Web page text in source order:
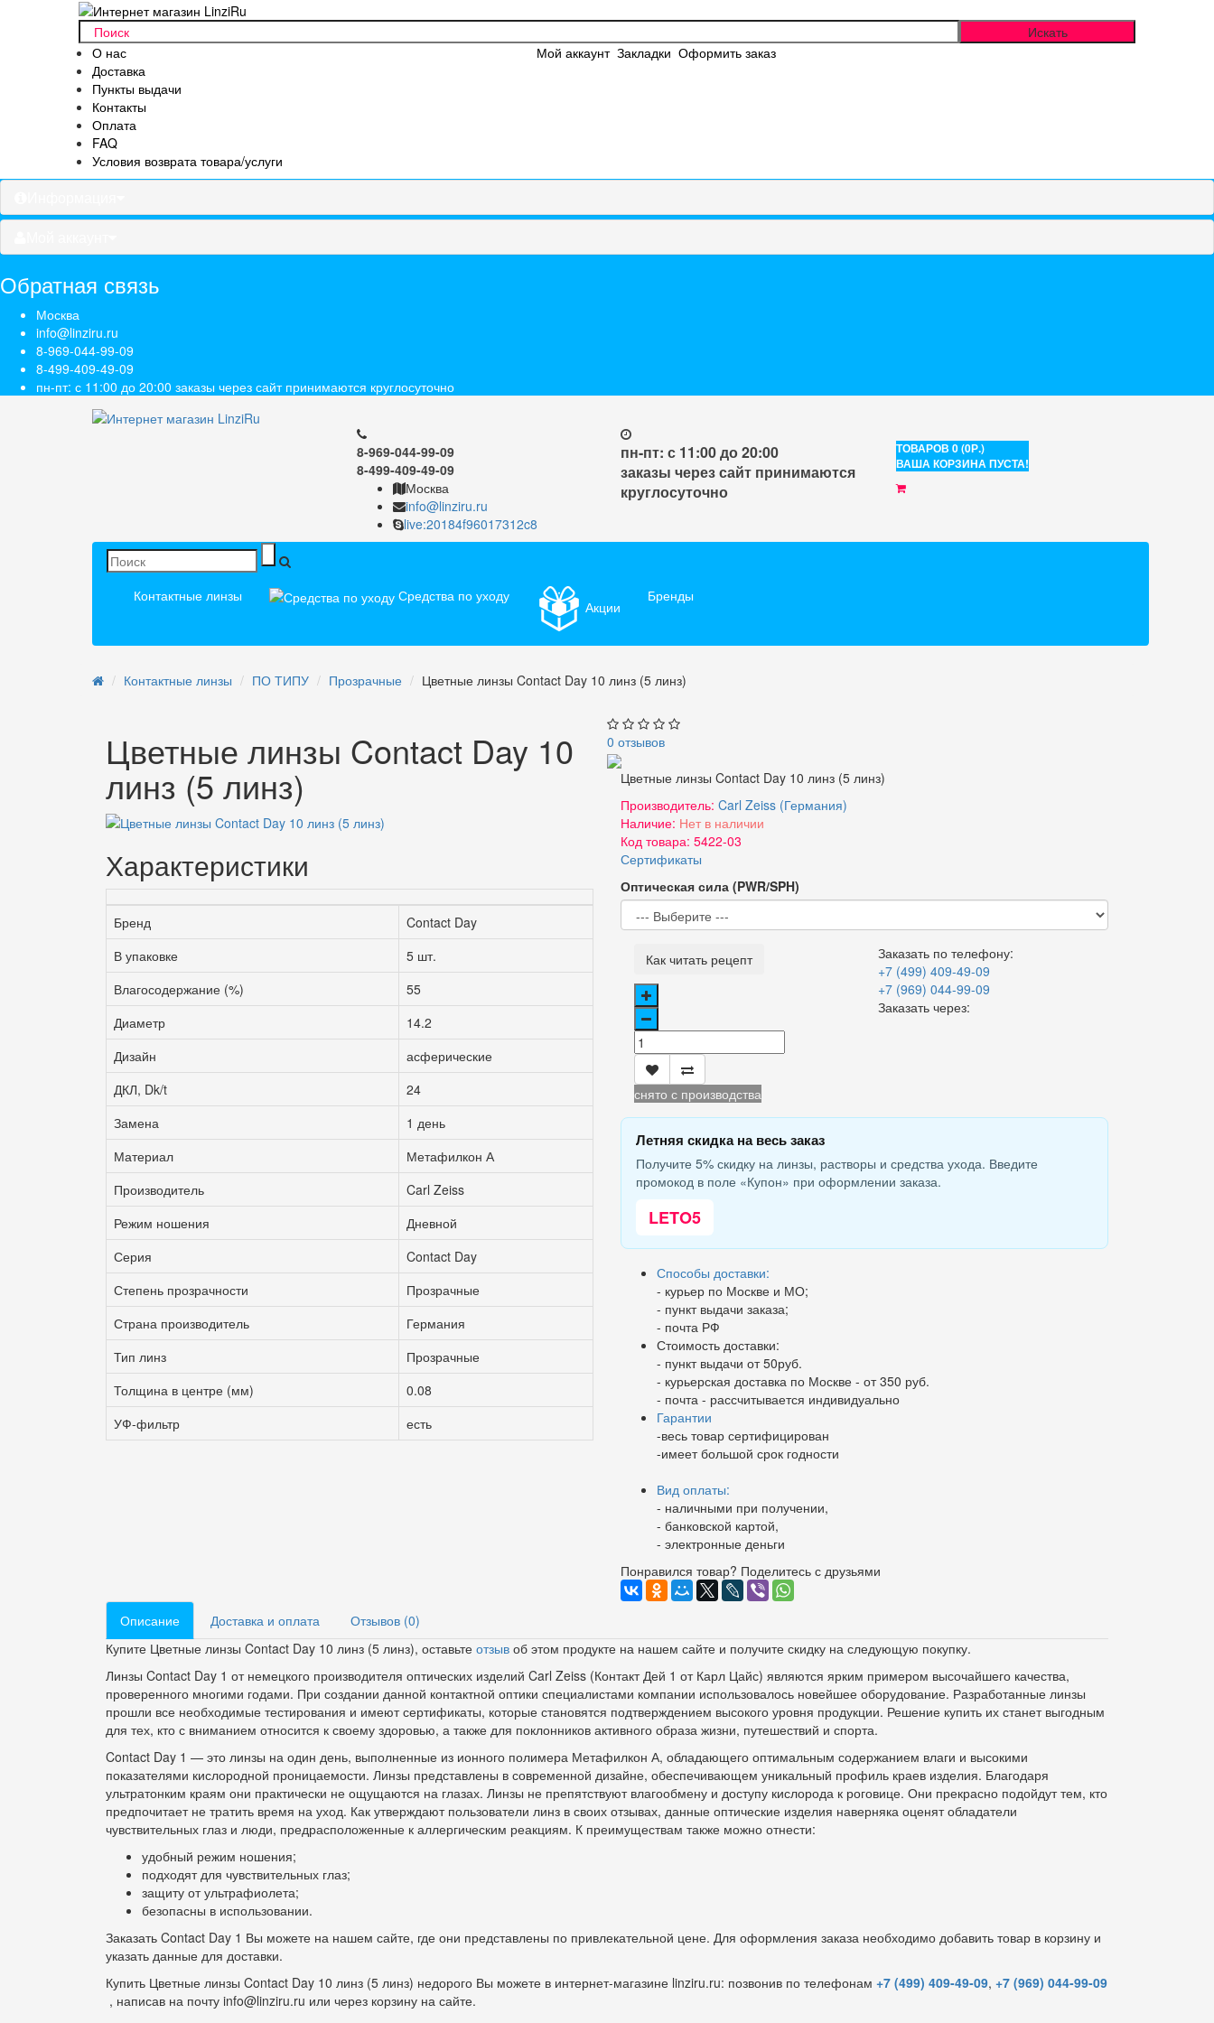
О нас
Доставка
Пункты выдачи
Контакты
Оплата
FAQ
Условия возврата товара/услуги
Мой аккаунт Закладки Оформить заказ
Обратная связь
Москва
info@linziru.ru
8-969-044-99-09
8-499-409-49-09
пн-пт: с 11:00 до 20:00 заказы через сайт принимаются круглосуточно
8-969-044-99-09
8-499-409-49-09
Москва
info@linziru.ru
live:20184f96017312c8
пн-пт: с 11:00 до 20:00
заказы через сайт принимаются
круглосуточно
ТОВАРОВ 0 (0Р.)
ВАША КОРЗИНА ПУСТА!
Контактные линзы Средства по уходу
Акции
Бренды
Контактные линзы ПО ТИПУ Прозрачные Цветные линзы Contact Day 10 линз (5 линз)
Цветные линзы Contact Day 10
линз (5 линз)
Характеристики
Бренд
Contact Day
В упаковке
5 шт.
Влагосодержание (%)
55
Диаметр
14.2
Дизайн
асферические
ДКЛ, Dk/t
24
Замена
1 день
Материал
Метафилкон А
Производитель
Carl Zeiss
Режим ношения
Дневной
Серия
Contact Day
Степень прозрачности
Прозрачные
Страна производитель
Германия
Тип линз
Прозрачные
Толщина в центре (мм)
0.08
УФ-фильтр
есть
0 отзывов
Цветные линзы Contact Day 10 линз (5 линз)
Производитель: Carl Zeiss (Германия)
Наличие: Нет в наличии
Код товара: 5422-03
Сертификаты
Оптическая сила (PWR/SPH)
Как читать рецепт
снято с производства
Заказать по телефону:
+7 (499) 409-49-09
+7 (969) 044-99-09
Заказать через:
Летняя скидка на весь заказ
Получите 5% скидку на линзы, растворы и средства ухода. Введите
промокод в поле «Купон» при оформлении заказа.
LETO5
Способы доставки:
- курьер по Москве и МО;
- пункт выдачи заказа;
- почта РФ
Стоимость доставки:
- пункт выдачи от 50руб.
- курьерская доставка по Москве - от 350 руб.
- почта - рассчитывается индивидуально
Гарантии
-весь товар сертифицирован
-имеет большой срок годности
Вид оплаты:
- наличными при получении,
- банковской картой,
- электронные деньги
Понравился товар? Поделитесь с друзьями
Описание Доставка и оплата
Отзывов (0)
Купите Цветные линзы Contact Day 10 линз (5 линз), оставьте отзыв об этом продукте на нашем сайте и получите скидку на следующую покупку.
Линзы Contact Day 1 от немецкого производителя оптических изделий Carl Zeiss (Контакт Дей 1 от Карл Цайс) являются ярким примером высочайшего качества,
проверенного многими годами. При создании данной контактной оптики специалистами компании использовалось новейшее оборудование. Разработанные линзы
прошли все необходимые тестирования и имеют сертификаты, которые становятся подтверждением высокого уровня продукции. Решение купить их станет выгодным
для тех, кто с вниманием относится к своему здоровью, а также для поклонников активного образа жизни, путешествий и спорта.
Contact Day 1 — это линзы на один день, выполненные из ионного полимера Метафилкон А, обладающего оптимальным содержанием влаги и высокими
показателями кислородной проницаемости. Линзы представлены в современной дизайне, обеспечивающем уникальный профиль краев изделия. Благодаря
ультратонким краям они практически не ощущаются на глазах. Линзы не препятствуют влагообмену и доступу кислорода к роговице. Они прекрасно подойдут тем, кто
предпочитает не тратить время на уход. Как утверждают пользователи линз в своих отзывах, данные оптические изделия наверняка оценят обладатели
чувствительных глаз и люди, предрасположенные к аллергическим реакциям. К преимуществам также можно отнести:
удобный режим ношения;
подходят для чувствительных глаз;
защиту от ультрафиолета;
безопасны в использовании.
Заказать Contact Day 1 Вы можете на нашем сайте, где они представлены по привлекательной цене. Для оформления заказа необходимо добавить товар в корзину и
указать данные для доставки.
Купить Цветные линзы Contact Day 10 линз (5 линз) недорого Вы можете в интернет-магазине linziru.ru: позвонив по телефонам +7 (499) 409-49-09, +7 (969) 044-99-09
, написав на почту info@linziru.ru или через корзину на сайте.